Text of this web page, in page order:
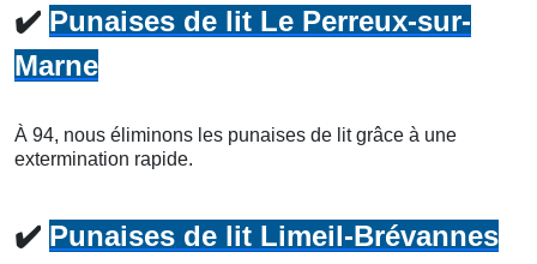
✔️ Punaises de lit Le Perreux-sur-
Marne
À 94, nous éliminons les punaises de lit grâce à une
extermination rapide.
✔️ Punaises de lit Limeil-Brévannes